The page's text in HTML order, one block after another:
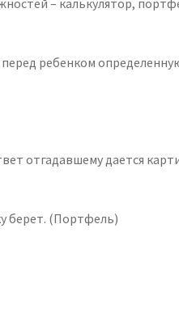
– калькулятор,
ребенком
отгадавшему дается
берет. (Портфель)